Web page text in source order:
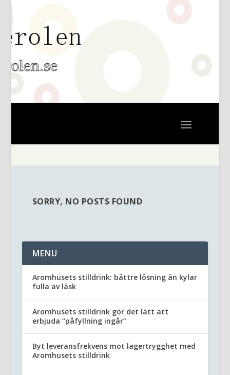
SORRY, NO POSTS FOUND
MENU
Aromhusets stilldrink: bättre lösning än kylar
fulla av läsk
Aromhusets stilldrink gör det lätt att
erbjuda “påfyllning ingår”
Byt leveransfrekvens mot lagertrygghet med
Aromhusets stilldrink